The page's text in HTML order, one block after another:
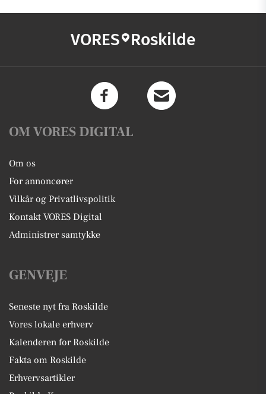
VORES Roskilde
OM VORES DIGITAL
Om os
For annoncører
Vilkår og Privatlivspolitik
Kontakt VORES Digital
Administrer samtykke
GENVEJE
Seneste nyt fra Roskilde
Vores lokale erhverv
Kalenderen for Roskilde
Fakta om Roskilde
Erhvervsartikler